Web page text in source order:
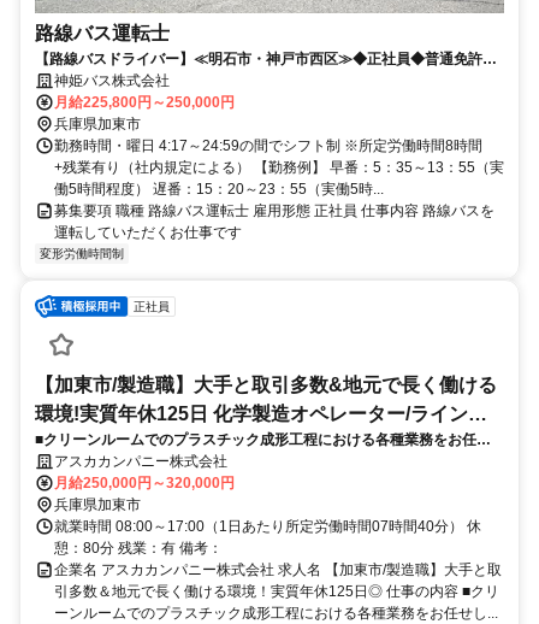
路線バス運転士
【路線バスドライバー】≪明石市・神戸市西区≫◆正社員◆普通免許の
方応募OK◆東証スタンダード上場
神姫バス株式会社
月給225,800円～250,000円
兵庫県加東市
勤務時間・曜日 4:17～24:59の間でシフト制 ※所定労働時間8時間
+残業有り（社内規定による） 【勤務例】 早番：5：35～13：55（実
働5時間程度） 遅番：15：20～23：55（実働5時...
募集要項 職種 路線バス運転士 雇用形態 正社員 仕事内容 路線バスを
運転していただくお仕事です
変形労働時間制
正社員
【加東市/製造職】大手と取引多数&地元で長く働ける
環境!実質年休125日 化学製造オペレーター/ラインマ
ネージャー
■クリーンルームでのプラスチック成形工程における各種業務をお任せ
します。将来的にはリーダーとしてチームマネジメントもお任せしたい
と考えております。
アスカカンパニー株式会社
月給250,000円～320,000円
兵庫県加東市
就業時間 08:00～17:00（1日あたり所定労働時間07時間40分） 休
憩：80分 残業：有 備考：
企業名 アスカカンパニー株式会社 求人名 【加東市/製造職】大手と取
引多数＆地元で長く働ける環境！実質年休125日◎ 仕事の内容 ■クリ
ーンルームでのプラスチック成形工程における各種業務をお任せし...